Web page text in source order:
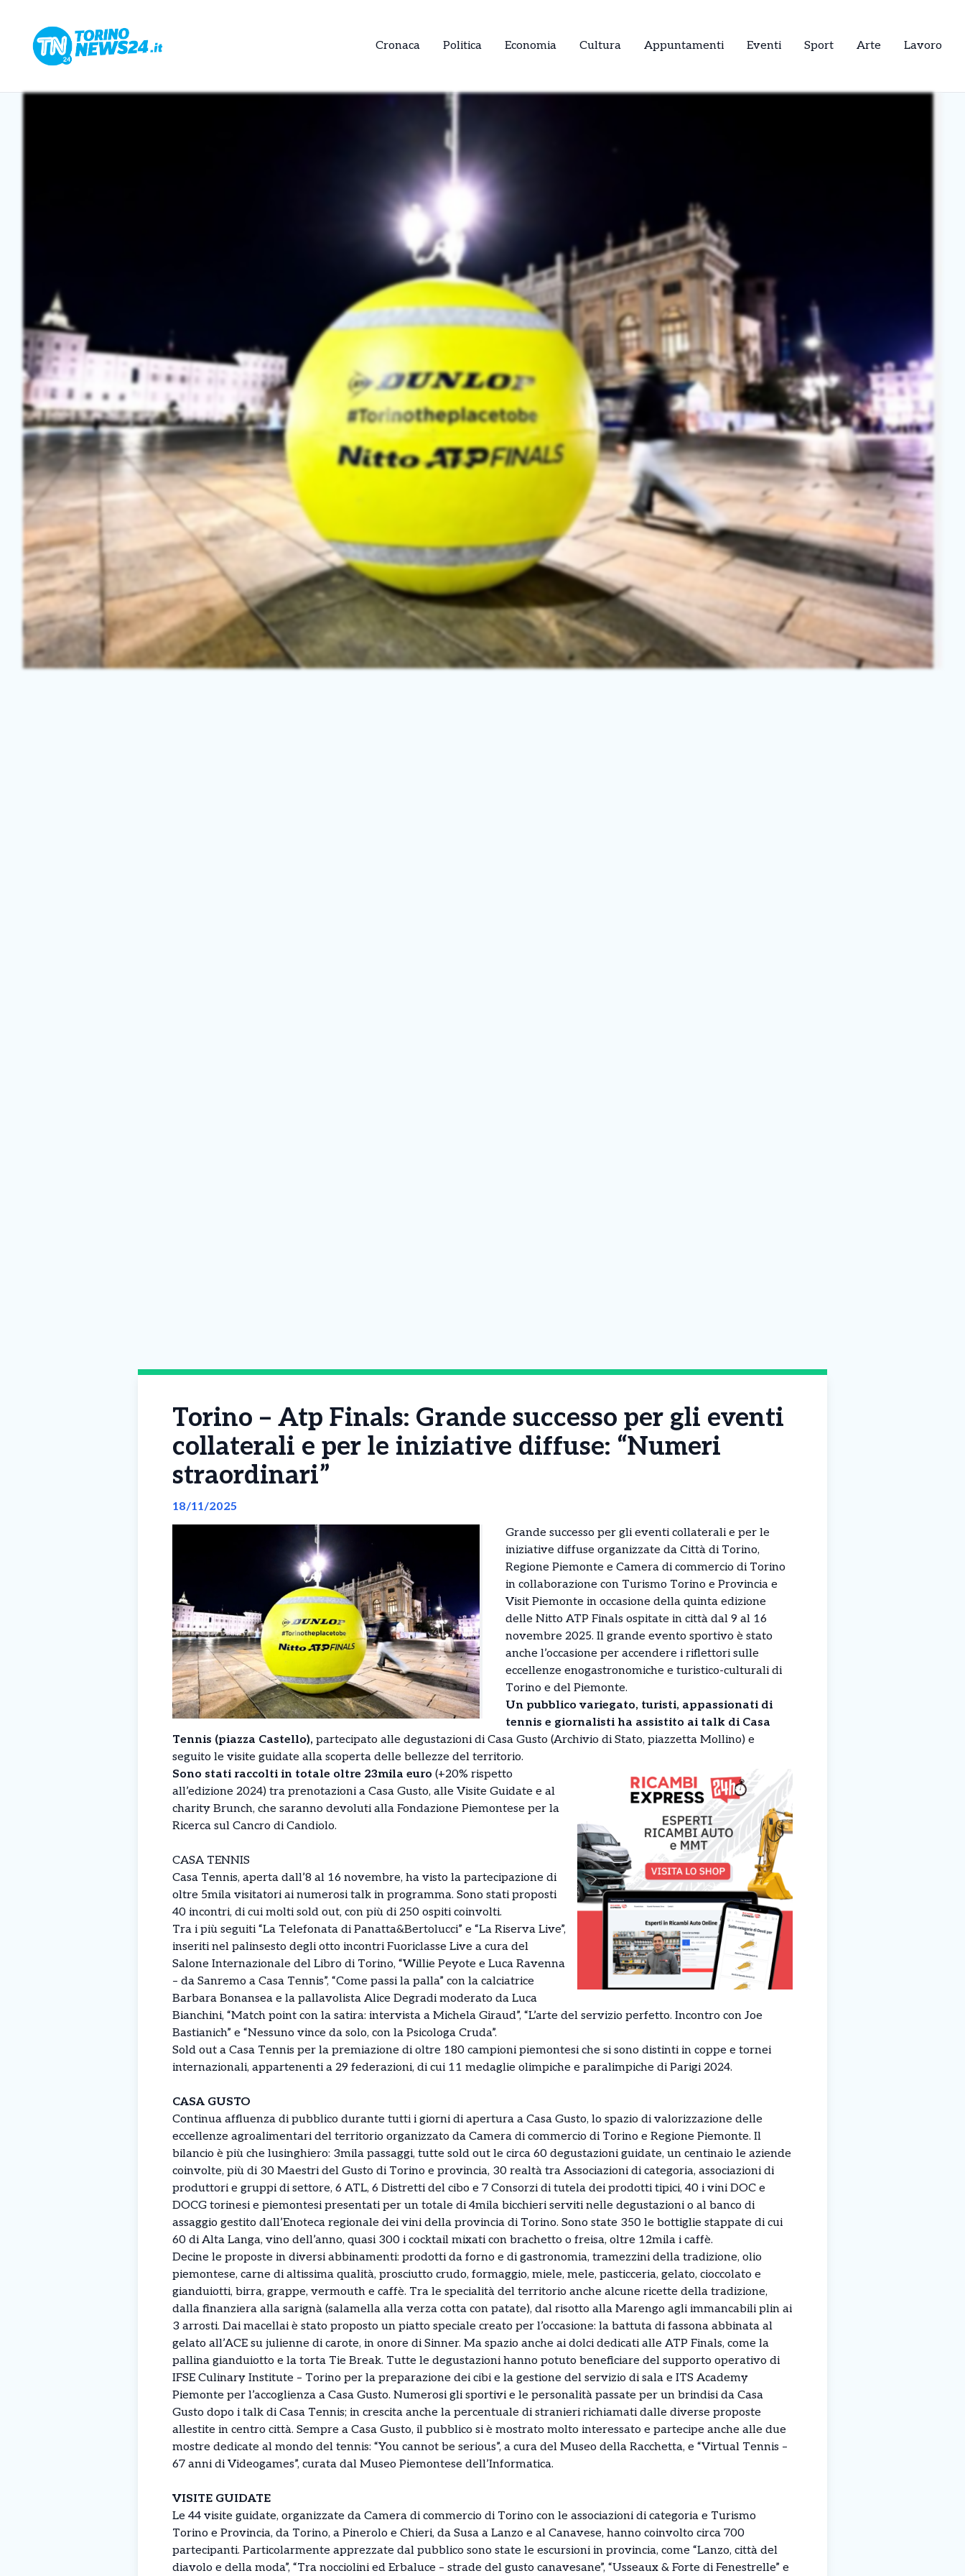
Cronaca Politica Economia Cultura Appuntamenti Eventi Sport Arte Lavoro
Torino – Atp Finals: Grande successo per gli eventi
collaterali e per le iniziative diffuse: “Numeri
straordinari”
18/11/2025
Grande successo per gli eventi collaterali e per le
iniziative diffuse organizzate da Città di Torino,
Regione Piemonte e Camera di commercio di Torino
in collaborazione con Turismo Torino e Provincia e
Visit Piemonte in occasione della quinta edizione
delle Nitto ATP Finals ospitate in città dal 9 al 16
novembre 2025. Il grande evento sportivo è stato
anche l’occasione per accendere i riflettori sulle
eccellenze enogastronomiche e turistico-culturali di
Torino e del Piemonte.
Un pubblico variegato, turisti, appassionati di
tennis e giornalisti ha assistito ai talk di Casa
Tennis (piazza Castello), partecipato alle degustazioni di Casa Gusto (Archivio di Stato, piazzetta Mollino) e
seguito le visite guidate alla scoperta delle bellezze del territorio.
Sono stati raccolti in totale oltre 23mila euro (+20% rispetto
all’edizione 2024) tra prenotazioni a Casa Gusto, alle Visite Guidate e al
charity Brunch, che saranno devoluti alla Fondazione Piemontese per la
Ricerca sul Cancro di Candiolo.
CASA TENNIS
Casa Tennis, aperta dall’8 al 16 novembre, ha visto la partecipazione di
oltre 5mila visitatori ai numerosi talk in programma. Sono stati proposti
40 incontri, di cui molti sold out, con più di 250 ospiti coinvolti.
Tra i più seguiti “La Telefonata di Panatta&Bertolucci” e “La Riserva Live”,
inseriti nel palinsesto degli otto incontri Fuoriclasse Live a cura del
Salone Internazionale del Libro di Torino, “Willie Peyote e Luca Ravenna
– da Sanremo a Casa Tennis”, “Come passi la palla” con la calciatrice
Barbara Bonansea e la pallavolista Alice Degradi moderato da Luca
Bianchini, “Match point con la satira: intervista a Michela Giraud”, “L’arte del servizio perfetto. Incontro con Joe
Bastianich” e “Nessuno vince da solo, con la Psicologa Cruda”.
Sold out a Casa Tennis per la premiazione di oltre 180 campioni piemontesi che si sono distinti in coppe e tornei
internazionali, appartenenti a 29 federazioni, di cui 11 medaglie olimpiche e paralimpiche di Parigi 2024.
CASA GUSTO
Continua affluenza di pubblico durante tutti i giorni di apertura a Casa Gusto, lo spazio di valorizzazione delle
eccellenze agroalimentari del territorio organizzato da Camera di commercio di Torino e Regione Piemonte. Il
bilancio è più che lusinghiero: 3mila passaggi, tutte sold out le circa 60 degustazioni guidate, un centinaio le aziende
coinvolte, più di 30 Maestri del Gusto di Torino e provincia, 30 realtà tra Associazioni di categoria, associazioni di
produttori e gruppi di settore, 6 ATL, 6 Distretti del cibo e 7 Consorzi di tutela dei prodotti tipici, 40 i vini DOC e
DOCG torinesi e piemontesi presentati per un totale di 4mila bicchieri serviti nelle degustazioni o al banco di
assaggio gestito dall’Enoteca regionale dei vini della provincia di Torino. Sono state 350 le bottiglie stappate di cui
60 di Alta Langa, vino dell’anno, quasi 300 i cocktail mixati con brachetto o freisa, oltre 12mila i caffè.
Decine le proposte in diversi abbinamenti: prodotti da forno e di gastronomia, tramezzini della tradizione, olio
piemontese, carne di altissima qualità, prosciutto crudo, formaggio, miele, mele, pasticceria, gelato, cioccolato e
gianduiotti, birra, grappe, vermouth e caffè. Tra le specialità del territorio anche alcune ricette della tradizione,
dalla finanziera alla sarignà (salamella alla verza cotta con patate), dal risotto alla Marengo agli immancabili plin ai
3 arrosti. Dai macellai è stato proposto un piatto speciale creato per l’occasione: la battuta di fassona abbinata al
gelato all’ACE su julienne di carote, in onore di Sinner. Ma spazio anche ai dolci dedicati alle ATP Finals, come la
pallina gianduiotto e la torta Tie Break. Tutte le degustazioni hanno potuto beneficiare del supporto operativo di
IFSE Culinary Institute – Torino per la preparazione dei cibi e la gestione del servizio di sala e ITS Academy
Piemonte per l’accoglienza a Casa Gusto. Numerosi gli sportivi e le personalità passate per un brindisi da Casa
Gusto dopo i talk di Casa Tennis; in crescita anche la percentuale di stranieri richiamati dalle diverse proposte
allestite in centro città. Sempre a Casa Gusto, il pubblico si è mostrato molto interessato e partecipe anche alle due
mostre dedicate al mondo del tennis: “You cannot be serious”, a cura del Museo della Racchetta, e “Virtual Tennis –
67 anni di Videogames”, curata dal Museo Piemontese dell’Informatica.
VISITE GUIDATE
Le 44 visite guidate, organizzate da Camera di commercio di Torino con le associazioni di categoria e Turismo
Torino e Provincia, da Torino, a Pinerolo e Chieri, da Susa a Lanzo e al Canavese, hanno coinvolto circa 700
partecipanti. Particolarmente apprezzate dal pubblico sono state le escursioni in provincia, come “Lanzo, città del
diavolo e della moda”, “Tra nocciolini ed Erbaluce – strade del gusto canavesane”, “Usseaux & Forte di Fenestrelle” e